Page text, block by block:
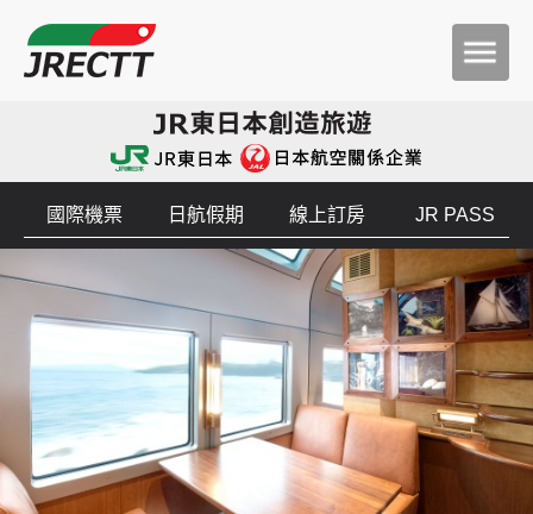
國際機票 日航假期 線上訂房 JR PASS